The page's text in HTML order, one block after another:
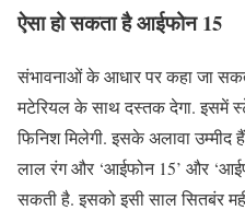
ऐसा हो सकता है आईफोन 15
संभावनाओं के आधार पर कहा जा
मटेरियल के साथ दस्तक देगा. इसमें
फिनिश मिलेगी. इसके अलावा उम्मीद
लाल रंग और ‘आईफोन 15’ और
सकती है. इसको इसी साल सितबंर